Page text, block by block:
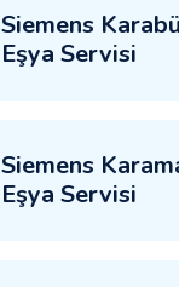
Siemens
Eşya Servisi
Siemens
Eşya Servisi